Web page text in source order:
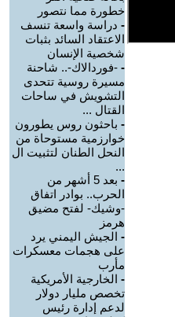
خطورة مما نتصور
- دراسة واسعة تنسف
الاعتقاد السائد بثبات
شخصية الإنسان
- -فوردالاك-.. شاحنة
مسيرة روسية تتحدى
التشويش في ساحات
القتال ...
- باحثون روس يطورون
خوارزمية مستوحاة من
النحل الطنان لتثبيت ال
...
-
بعد 5 أشهر من
الحرب.. بوادر اتفاق
-وشيك- لفتح مضيق
هرمز
- الجيش اليمني يرد
على هجمات معسكرات
مأرب
- الخارجية الأمريكية
تخصص مليار دولار
لدعم إدارة رئيس